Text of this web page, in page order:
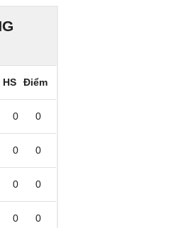
HS Điểm
0 0
0 0
0 0
0 0